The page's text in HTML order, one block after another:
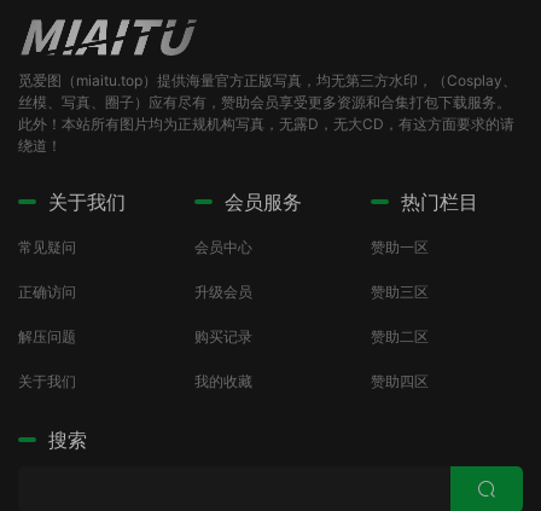
觅爱图（miaitu.top）提供海量官方正版写真，均无第三方水印，（Cosplay、
丝模、写真、圈子）应有尽有，赞助会员享受更多资源和合集打包下载服务。
此外！本站所有图片均为正规机构写真，无露D，无大CD，有这方面要求的请
绕道！
关于我们
常见疑问
正确访问
解压问题
关于我们
会员服务
会员中心
升级会员
购买记录
我的收藏
热门栏目
赞助一区
赞助三区
赞助二区
赞助四区
搜索